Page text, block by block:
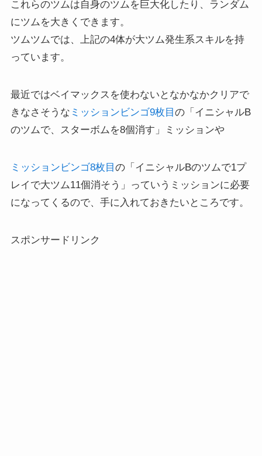
これらのツムは自身のツムを巨大化したり、ランダム
にツムを大きくできます。
ツムツムでは、上記の4体が大ツム発生系スキルを持
っています。
最近ではベイマックスを使わないとなかなかクリアで
きなさそうな ミッションビンゴ9枚目の「イニシャルB
のツムで、スターボムを8個消す」ミッションや
ミッションビンゴ8枚目の「イニシャルBのツムで1プ
レイで大ツム11個消そう」っていうミッションに必要
になってくるので、手に入れておきたいところです。
スポンサードリンク